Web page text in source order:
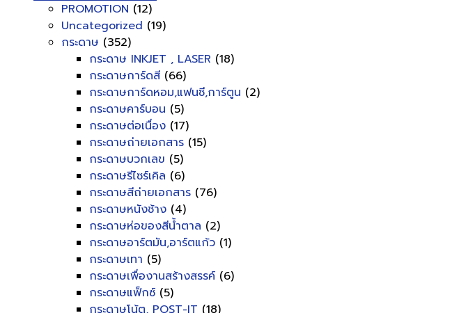
PROMOTION (12)
Uncategorized (19)
กระดาษ (352)
กระดาษ INKJET , LASER (18)
กระดาษการ์ดสี (66)
กระดาษการ์ดหอม,แฟนซี,การ์ตูน (2)
กระดาษคาร์บอน (5)
กระดาษต่อเนื่อง (17)
กระดาษถ่ายเอกสาร (15)
กระดาษบวกเลข (5)
กระดาษรีไซร์เคิล (6)
กระดาษสีถ่ายเอกสาร (76)
กระดาษหนังช้าง (4)
กระดาษห่อของสีน้ำตาล (2)
กระดาษอาร์ตมัน,อาร์ตแก้ว (1)
กระดาษเทา (5)
กระดาษเพื่องานสร้างสรรค์ (6)
กระดาษแฟ็กซ์ (5)
กระดาษโน้ต, POST-IT (18)